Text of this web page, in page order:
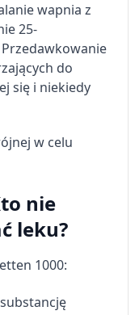
wapnia z
25-
do
się i niekiedy
w celu
nie
leku?
1000: